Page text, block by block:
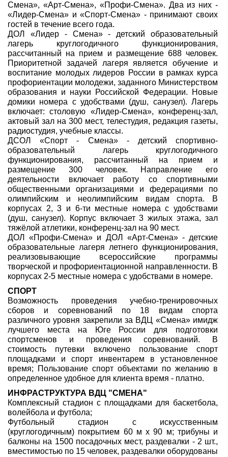
Смена», «Арт-Смена», «Профи-Смена». Два из них -
«Лидер-Смена» и «Спорт-Смена» - принимают своих
гостей в течение всего года.
ДОЛ «Лидер - Смена» - детский образовательный
лагерь круглогодичного функционирования,
рассчитанный на прием и размещение 688 человек.
Приоритетной задачей лагеря является обучение и
воспитание молодых лидеров России в рамках курса
профориентации молодежи, заданного Министерством
образования и науки Российской Федерации. Новые
домики номера с удобствами (душ, санузел). Лагерь
включает: столовую «Лидер-Смена», конференц-зал,
актовый зал на 300 мест, телестудия, редакция газеты,
радиостудия, учебные классы.
ДСОЛ «Спорт - Смена» - детский спортивно-
образовательный лагерь круглогодичного
функционирования, рассчитанный на прием и
размещение 300 человек. Направление его
деятельности включает работу со спортивными
общественными организациями и федерациями по
олимпийским и неолимпийским видам спорта. В
корпусах 2, 3 и 6-ти местные номера с удобствами
(душ, санузел). Корпус включает 3 жилых этажа, зал
тяжёлой атлетики, конференц-зал на 90 мест.
ДОЛ «Профи-Смена» и ДОЛ «Арт-Смена» - детские
образовательные лагеря летнего функционирования,
реализовывающие всероссийские программы
творческой и профориентационной направленности. В
корпусах 2-5 местные номера с удобствами в номере.
СПОРТ
Возможность проведения учебно-тренировочных
сборов и соревнований по 18 видам спорта
различного уровня закрепили за ВДЦ «Смена» имидж
лучшего места на Юге России для подготовки
спортсменов и проведения соревнований. В
стоимость путевки включено пользование спорт
площадками и спорт инвентарем в установленное
время; Пользование спорт объектами по желанию в
определенное удобное для клиента время - платно.
ИНФРАСТРУКТУРА ВДЦ "СМЕНА"
Комплексный стадион с площадками для баскетбола,
волейбола и футбола;
Футбольный стадион с искусственным
(круглогодичным) покрытием 60 м х 90 м; трибуны и
балконы на 1500 посадочных мест, раздевалки - 2 шт.,
вместимостью по 15 человек, раздевалки оборудованы